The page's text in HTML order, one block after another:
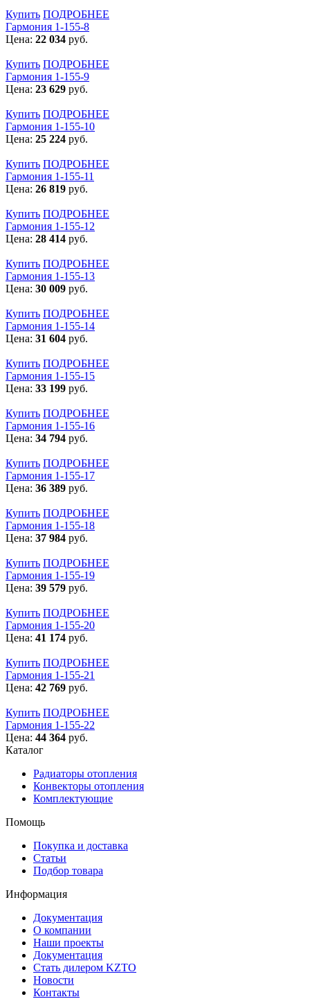
Купить ПОДРОБНЕЕ
Гармония 1-155-8
Цена: 22 034 руб.
Купить ПОДРОБНЕЕ
Гармония 1-155-9
Цена: 23 629 руб.
Купить ПОДРОБНЕЕ
Гармония 1-155-10
Цена: 25 224 руб.
Купить ПОДРОБНЕЕ
Гармония 1-155-11
Цена: 26 819 руб.
Купить ПОДРОБНЕЕ
Гармония 1-155-12
Цена: 28 414 руб.
Купить ПОДРОБНЕЕ
Гармония 1-155-13
Цена: 30 009 руб.
Купить ПОДРОБНЕЕ
Гармония 1-155-14
Цена: 31 604 руб.
Купить ПОДРОБНЕЕ
Гармония 1-155-15
Цена: 33 199 руб.
Купить ПОДРОБНЕЕ
Гармония 1-155-16
Цена: 34 794 руб.
Купить ПОДРОБНЕЕ
Гармония 1-155-17
Цена: 36 389 руб.
Купить ПОДРОБНЕЕ
Гармония 1-155-18
Цена: 37 984 руб.
Купить ПОДРОБНЕЕ
Гармония 1-155-19
Цена: 39 579 руб.
Купить ПОДРОБНЕЕ
Гармония 1-155-20
Цена: 41 174 руб.
Купить ПОДРОБНЕЕ
Гармония 1-155-21
Цена: 42 769 руб.
Купить ПОДРОБНЕЕ
Гармония 1-155-22
Цена: 44 364 руб.
Каталог
Радиаторы отопления
Конвекторы отопления
Комплектующие
Помощь
Покупка и доставка
Статьи
Подбор товара
Информация
Документация
О компании
Наши проекты
Документация
Стать дилером KZTO
Новости
Контакты